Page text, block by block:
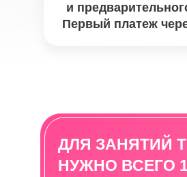
и
Первый платеж
ДЛЯ ЗАНЯТИЙ
НУЖНО ВСЕГО